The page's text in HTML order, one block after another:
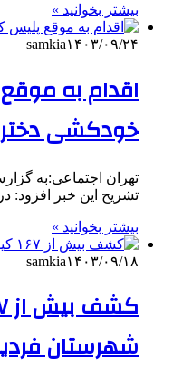
بیشتر بخوانید »
samkia۱۴۰۳/۰۹/۲۴
اقدام به
خودکشی
تهران اجتماعی:به
تشریح این خبر افزود: در
بیشتر بخوانید »
samkia۱۴۰۳/۰۹/۱۸
شهرستان